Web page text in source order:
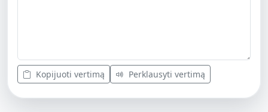
Kopijuoti vertimą Perklausyti vertimą